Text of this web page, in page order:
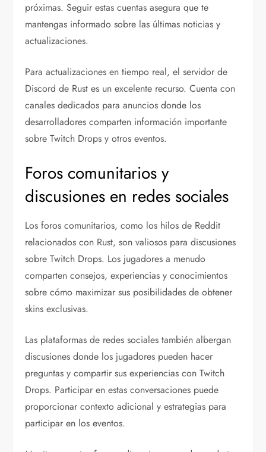
próximas. Seguir estas cuentas asegura que te
mantengas informado sobre las últimas noticias y
actualizaciones.
Para actualizaciones en tiempo real, el servidor de
Discord de Rust es un excelente recurso. Cuenta con
canales dedicados para anuncios donde los
desarrolladores comparten información importante
sobre Twitch Drops y otros eventos.
Foros comunitarios y
discusiones en redes sociales
Los foros comunitarios, como los hilos de Reddit
relacionados con Rust, son valiosos para discusiones
sobre Twitch Drops. Los jugadores a menudo
comparten consejos, experiencias y conocimientos
sobre cómo maximizar sus posibilidades de obtener
skins exclusivas.
Las plataformas de redes sociales también albergan
discusiones donde los jugadores pueden hacer
preguntas y compartir sus experiencias con Twitch
Drops. Participar en estas conversaciones puede
proporcionar contexto adicional y estrategias para
participar en los eventos.